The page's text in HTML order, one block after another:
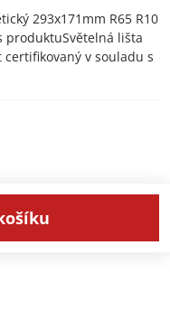
293x171mm R65 R10
produktuSvětelná lišta
certifikovaný v souladu s
košíku